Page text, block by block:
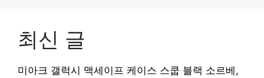
최신 글
미아크 갤럭시 맥세이프 케이스 스쿱 블랙 소르베,